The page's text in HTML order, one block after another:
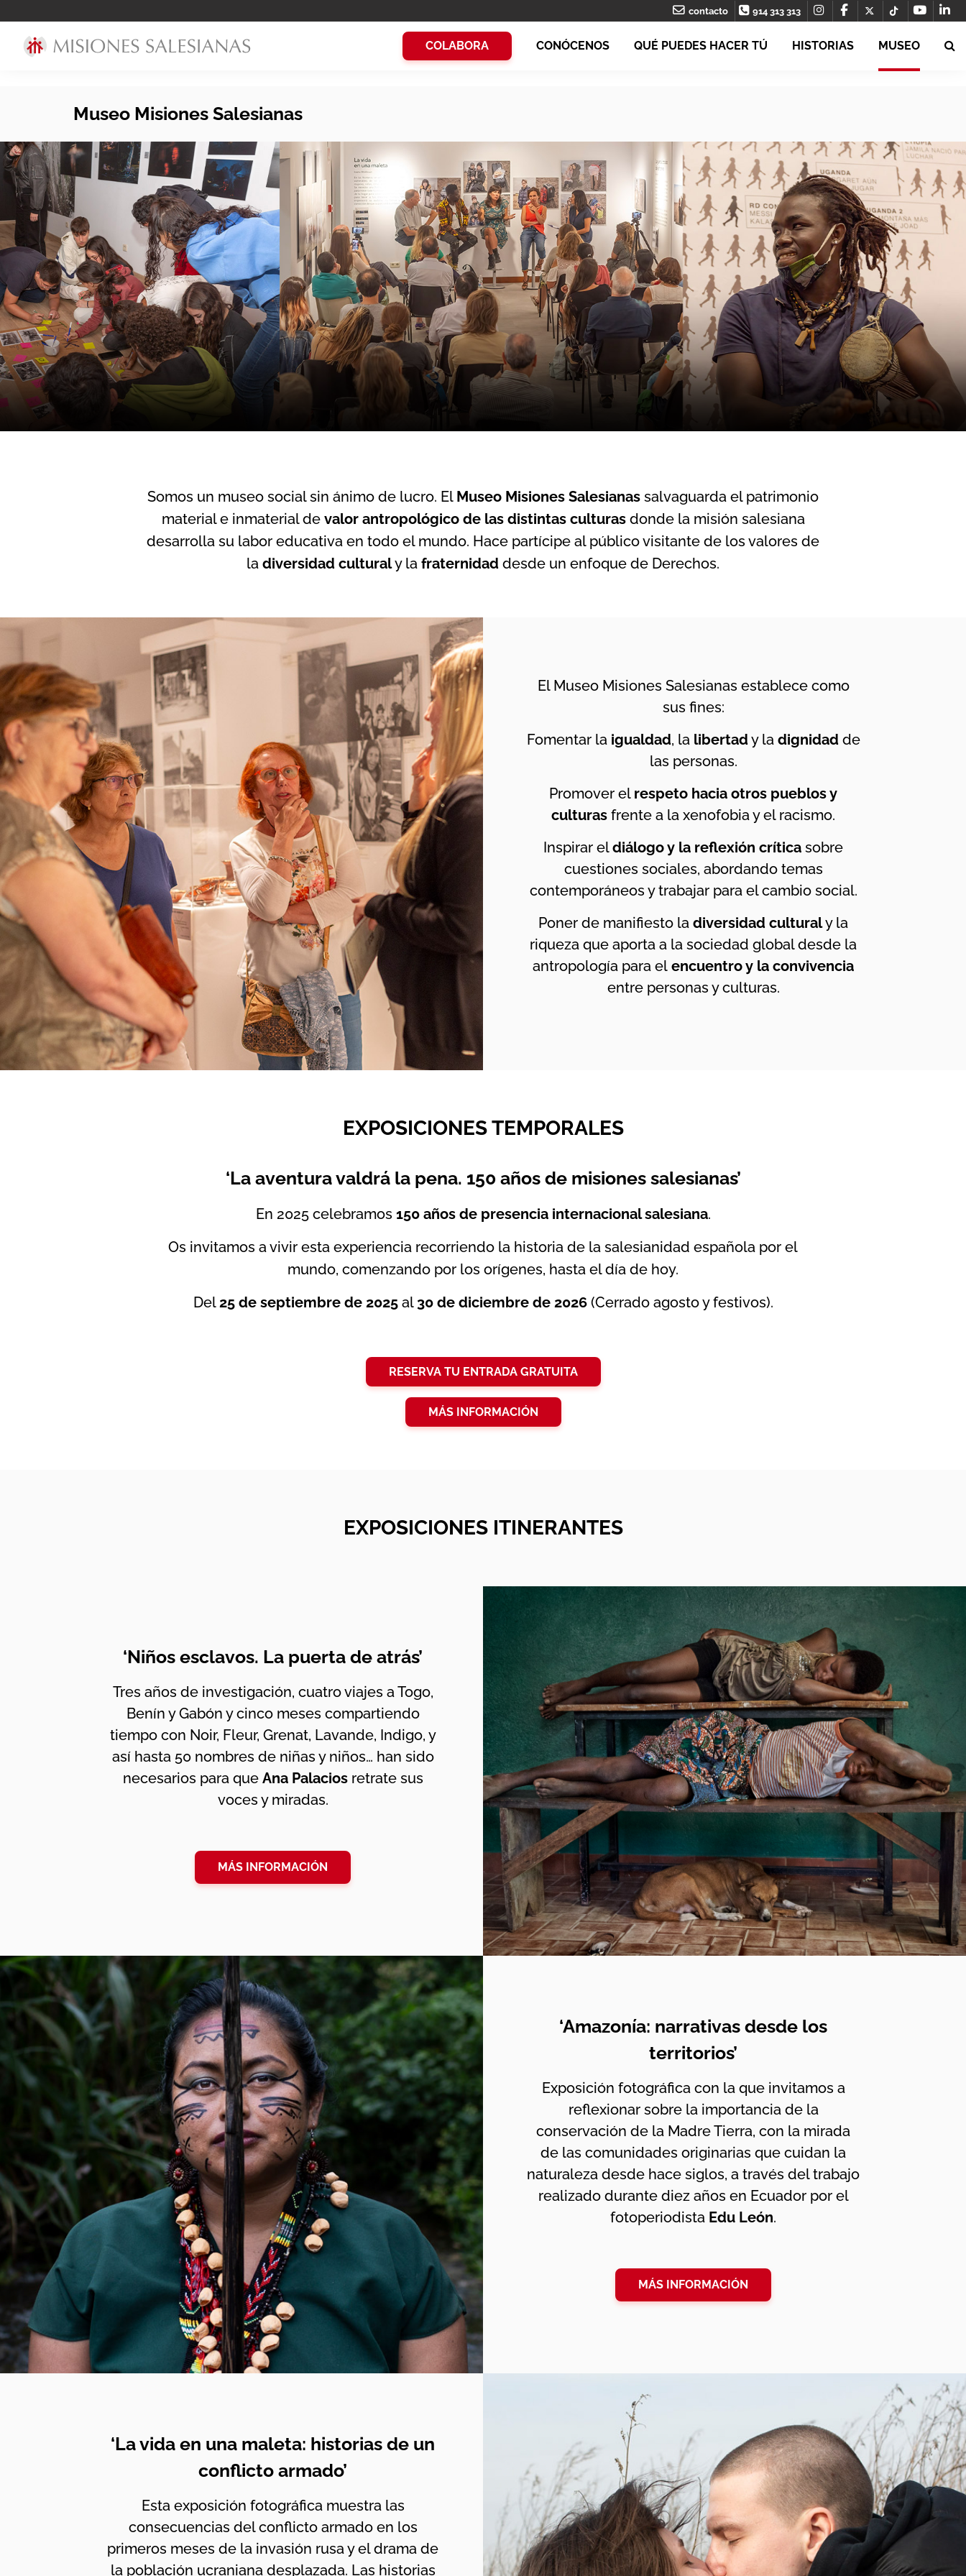
contacto 914 313 313
COLABORA CONÓCENOS QUÉ PUEDES HACER TÚ HISTORIAS MUSEO
Museo Misiones Salesianas
Somos un museo social sin ánimo de lucro. El Museo Misiones Salesianas salvaguarda el patrimonio
material e inmaterial de valor antropológico de las distintas culturasdonde la misión salesiana
desarrolla su labor educativa en todo el mundo. Hace partícipe al público visitante de los valores de
la diversidad culturaly la fraternidad desde un enfoque de Derechos.
El Museo Misiones Salesianas establece como
sus fines:
Fomentar la igualdad, la libertady la dignidadde
las personas.
Promover el respeto hacia otros pueblos y
culturas frente a la xenofobia y el racismo.
Inspirar eldiálogo y la reflexión crítica sobre
cuestiones sociales, abordando temas
contemporáneos y trabajar para el cambio social.
Poner de manifiesto la diversidad culturaly la
riqueza que aporta a la sociedad global desde la
antropología para el encuentro y la convivencia
entre personas y culturas.
EXPOSICIONES TEMPORALES
‘La aventura valdrá la pena. 150 años de misiones salesianas’
En 2025 celebramos 150 años de presencia internacional salesiana.
Os invitamos a vivir esta experiencia recorriendo la historia de la salesianidad española por el
mundo, comenzando por los orígenes, hasta el día de hoy.
Del25 de septiembre de 2025al 30 de diciembre de 2026 (Cerrado agosto y festivos).
RESERVA TU ENTRADA GRATUITA
MÁS INFORMACIÓN
EXPOSICIONES ITINERANTES
‘Niños esclavos. La puerta de atrás’
Tres años de investigación, cuatro viajes a Togo,
Benín y Gabón y cinco meses compartiendo
tiempo con Noir, Fleur, Grenat, Lavande, Indigo, y
así hasta 50 nombres de niñas y niños… han sido
necesarios para que Ana Palaciosretrate sus
voces y miradas.
MÁS INFORMACIÓN
‘Amazonía: narrativas desde los
territorios’
Exposición fotográfica con la que invitamos a
reflexionar sobre la importancia de la
conservación de la Madre Tierra, con la mirada
de las comunidades originarias que cuidan la
naturaleza desde hace siglos, a través del trabajo
realizado durante diez años en Ecuador por el
fotoperiodista Edu León.
MÁS INFORMACIÓN
‘La vida en una maleta: historias de un
conflicto armado’
Esta exposición fotográfica muestra las
consecuencias del conflicto armado en los
primeros meses de la invasión rusa y el drama de
la población ucraniana desplazada. Las historias